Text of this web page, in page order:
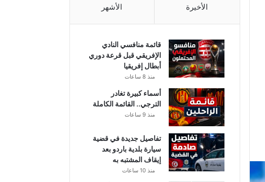
الأخيرة الأشهر
قائمة منافسي النادي
الإفريقي قبل قرعة دوري
أبطال إفريقيا
منذ 8 ساعات
أسماء كبيرة تغادر
الترجي.. القائمة الكاملة
منذ 9 ساعات
تفاصيل جديدة في قضية
سيارة بلدية باردو بعد
إيقاف المشتبه به
منذ 10 ساعات